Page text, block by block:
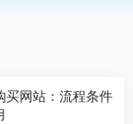
网站：流程条件